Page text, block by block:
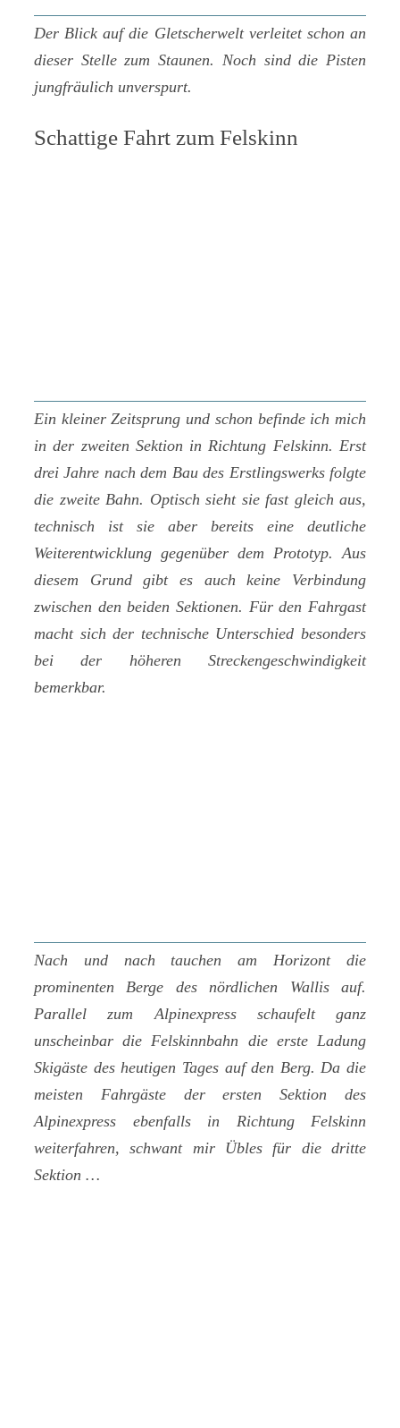
Der Blick auf die Gletscherwelt verleitet schon an
dieser Stelle zum Staunen. Noch sind die Pisten
jungfräulich unverspurt.
Schattige Fahrt zum Felskinn
Ein kleiner Zeitsprung und schon befinde ich mich
in der zweiten Sektion in Richtung Felskinn. Erst
drei Jahre nach dem Bau des Erstlingswerks folgte
die zweite Bahn. Optisch sieht sie fast gleich aus,
technisch ist sie aber bereits eine deutliche
Weiterentwicklung gegenüber dem Prototyp. Aus
diesem Grund gibt es auch keine Verbindung
zwischen den beiden Sektionen. Für den Fahrgast
macht sich der technische Unterschied besonders
bei der höheren Streckengeschwindigkeit
bemerkbar.
Nach und nach tauchen am Horizont die
prominenten Berge des nördlichen Wallis auf.
Parallel zum Alpinexpress schaufelt ganz
unscheinbar die Felskinnbahn die erste Ladung
Skigäste des heutigen Tages auf den Berg. Da die
meisten Fahrgäste der ersten Sektion des
Alpinexpress ebenfalls in Richtung Felskinn
weiterfahren, schwant mir Übles für die dritte
Sektion …